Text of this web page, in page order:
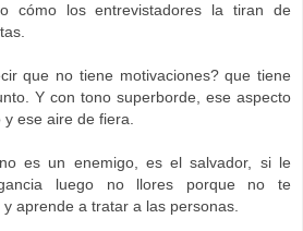
cómo los entrevistadores la tiran de
que no tiene motivaciones? que tiene
Y con tono superborde, ese aspecto
ese aire de fiera.
es un enemigo, es el salvador, si le
luego no llores porque no te
aprende a tratar a las personas.